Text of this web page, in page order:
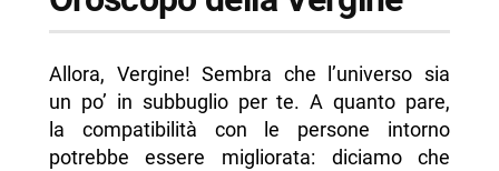
Allora, Vergine! Sembra che l’universo sia
un po’ in subbuglio per te. A quanto pare,
la compatibilità con le persone intorno
potrebbe essere migliorata: diciamo che